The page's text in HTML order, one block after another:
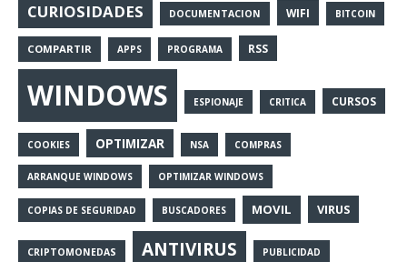
CURIOSIDADES DOCUMENTACION WIFI BITCOIN
COMPARTIR APPS PROGRAMA RSS
WINDOWS ESPIONAJE CRITICA CURSOS
COOKIES OPTIMIZAR NSA COMPRAS
ARRANQUE WINDOWS OPTIMIZAR WINDOWS
COPIAS DE SEGURIDAD BUSCADORES MOVIL VIRUS
CRIPTOMONEDAS ANTIVIRUS PUBLICIDAD